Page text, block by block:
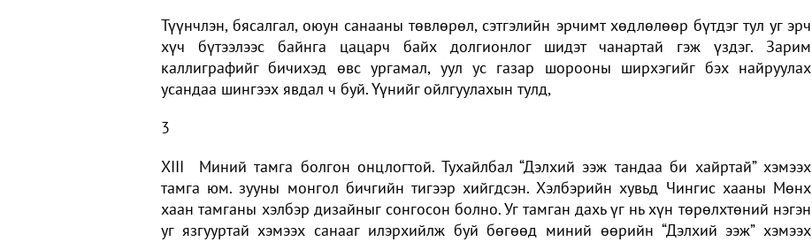
Түүнчлэн, бясалгал, оюун санааны төвлөрөл, сэтгэлийн эрчимт хөдлөлөөр бүтдэг тул уг эрч
хүч бүтээлээс байнга цацарч байх долгионлог шидэт чанартай гэж үздэг. Зарим
каллиграфийг бичихэд өвс ургамал, уул ус газар шорооны ширхэгийг бэх найруулах
усандаа шингээх явдал ч буй. Үүнийг ойлгуулахын тулд,
3
XIII Миний тамга болгон онцлогтой. Тухайлбал “Дэлхий ээж тандаа би хайртай” хэмээх
тамга юм. зууны монгол бичгийн тигээр хийгдсэн. Хэлбэрийн хувьд Чингис хааны Мөнх
хаан тамганы хэлбэр дизайныг сонгосон болно. Уг тамган дахь үг нь хүн төрөлхтөний нэгэн
уг язгууртай хэмээх санааг илэрхийлж буй бөгөөд миний өөрийн “Дэлхий ээж” хэмээх